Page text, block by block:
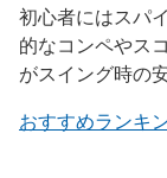
初心者にはスパ
的なコンペやス
がスイング時の
おすすめランキ